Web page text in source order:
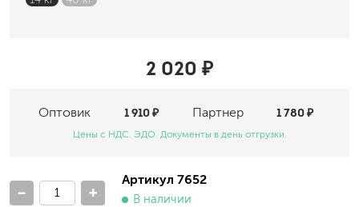
2 020 ₽
Оптовик Партнер
1 910 ₽ 1 780 ₽
Цены с НДС. ЭДО. Документы в день отгрузки.
- +
Артикул 7652
В наличии